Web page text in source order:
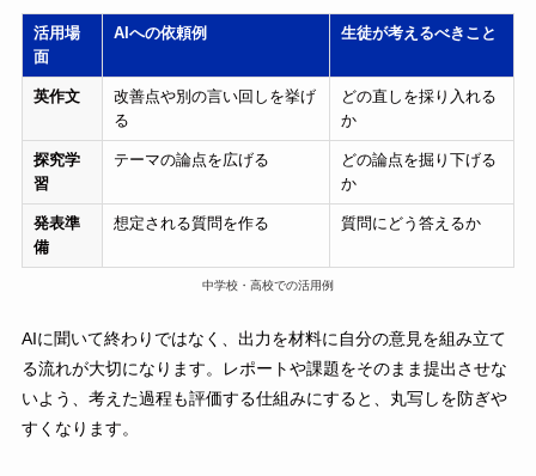
活用場
面
AIへの依頼例 生徒が考えるべきこと
英作文
改善点や別の言い回しを挙げ
る
どの直しを採り入れる
か
探究学
習
テーマの論点を広げる
どの論点を掘り下げる
か
発表準
備
想定される質問を作る 質問にどう答えるか
中学校・高校での活用例
AIに聞いて終わりではなく、出力を材料に自分の意見を組み立て
る流れが大切になります。レポートや課題をそのまま提出させな
いよう、考えた過程も評価する仕組みにすると、丸写しを防ぎや
すくなります。